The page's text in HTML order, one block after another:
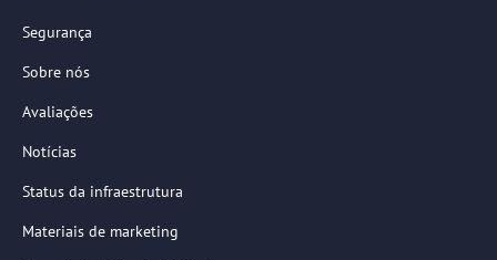
Segurança
Sobre nós
Avaliações
Notícias
Status da infraestrutura
Materiais de marketing